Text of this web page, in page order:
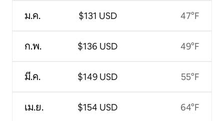
ม.ค.
ก.พ.
มี.ค.
เม.ย.
$131 USD
$136 USD
$149 USD
$154 USD
47°F
49°F
55°F
64°F